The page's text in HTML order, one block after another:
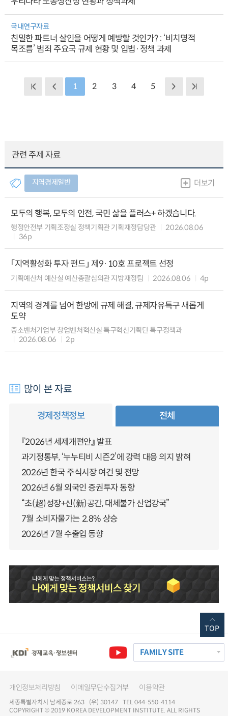
국내연구자료
친밀한 파트너 살인을 어떻게 예방할 것인가? : ‘비치명적
목조름’ 범죄 주요국 규제 현황 및 입법·정책 과제
1 2 3 4 5
관련 주제 자료
지역경제일반 더보기
모두의 행복, 모두의 안전, 국민 삶을 플러스+ 하겠습니다.
행정안전부 기획조정실 정책기획관 기획재정담당관
2026.08.06
36p
「지역활성화 투자 펀드」 제9·10호 프로젝트 선정
기획예산처 예산실 예산총괄심의관 지방재정팀 2026.08.06 4p
지역의 경계를 넘어 한방에 규제 해결, 규제자유특구 새롭게
도약
중소벤처기업부 창업벤처혁신실 특구혁신기획단 특구정책과
2026.08.06
2p
많이 본 자료
경제정책정보 전체
『2026년 세제개편안』 발표
과기정통부, ‘누누티비 시즌2’에 강력 대응 의지 밝혀
2026년 한국 주식시장 여건 및 전망
2026년 6월 외국인 증권투자 동향
“초(超)성장+신(新)공간, 대체불가 산업강국”
7월 소비자물가는 2.8% 상승
2026년 7월 수출입 동향
FAMILY SITE
개인정보처리방침 이메일무단수집거부 이용약관
세종특별자치시 남세종로 263 (우) 30147 TEL 044-550-4114
COPYRIGHT © 2019 KOREA DEVELOPMENT INSTITUTE. ALL RIGHTS
TOP